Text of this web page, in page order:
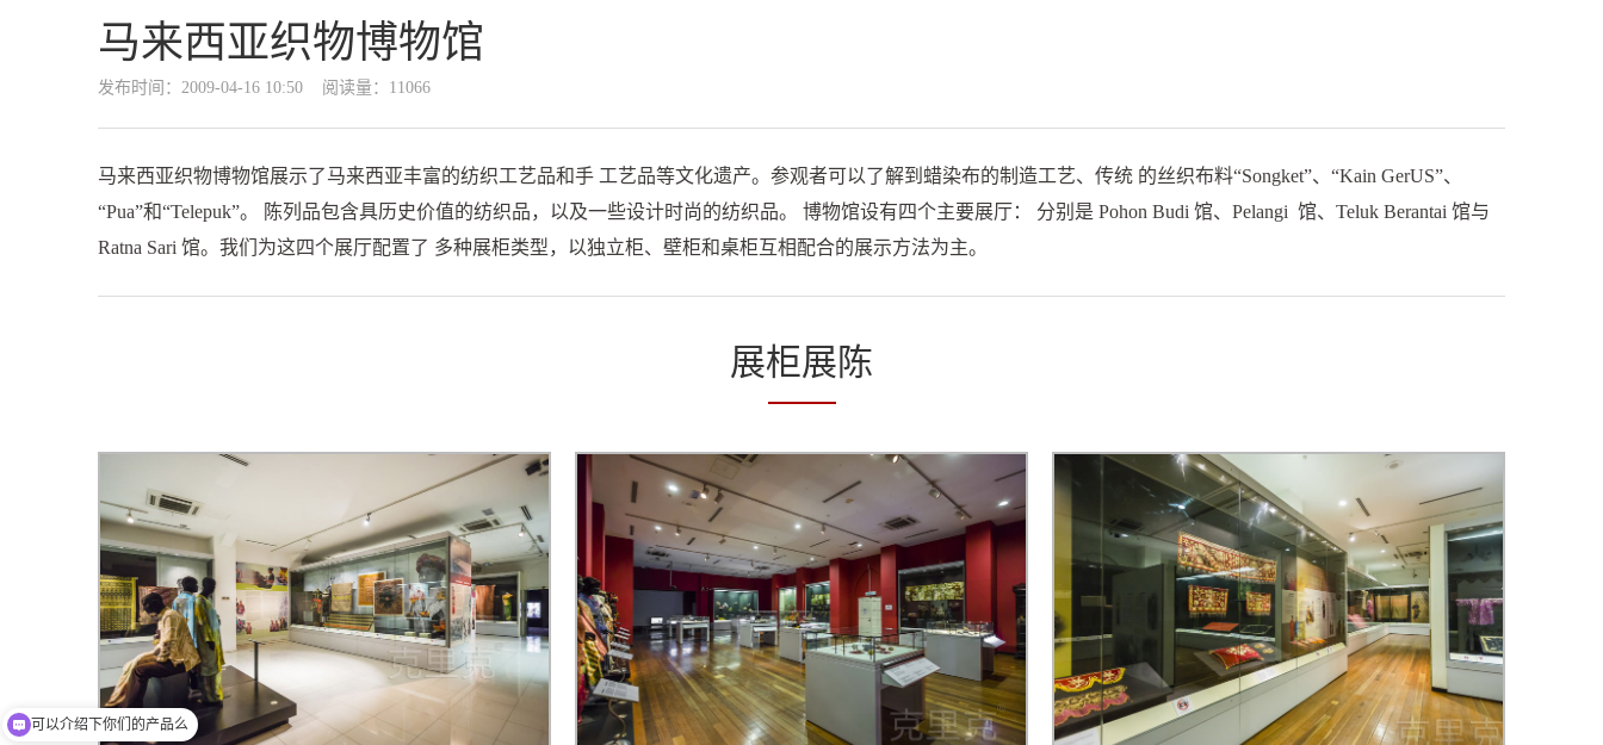
马来西亚织物博物馆
发布时间：2009-04-16 10:50 阅读量：11066
马来西亚织物博物馆展示了马来西亚丰富的纺织工艺品和手 工艺品等文化遗产。参观者可以了解到蜡染布的制造工艺、传统 的丝织布料“Songket”、“Kain GerUS”、
“Pua”和“Telepuk”。 陈列品包含具历史价值的纺织品，以及一些设计时尚的纺织品。 博物馆设有四个主要展厅： 分别是 Pohon Budi 馆、Pelangi 馆、Teluk Berantai 馆与
Ratna Sari 馆。我们为这四个展厅配置了 多种展柜类型，以独立柜、壁柜和桌柜互相配合的展示方法为主。
展柜展陈
可以介绍下你们的产品么